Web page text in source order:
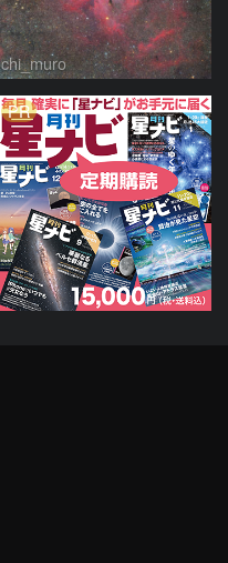
chi_muro
PR